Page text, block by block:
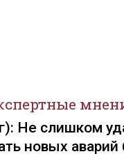
Не слишком
новых аварий